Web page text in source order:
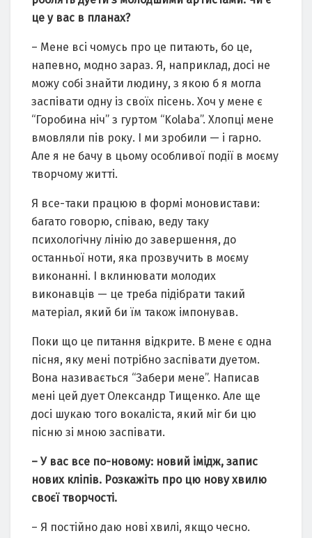
це у вас в планах?
– Мене всі чомусь про це питають, бо це,
напевно, модно зараз. Я, наприклад, досі не
можу собі знайти людину, з якою б я могла
заспівати одну із своїх пісень. Хоч у мене є
“Горобина ніч” з гуртом “Kolaba”. Хлопці мене
вмовляли пів року. І ми зробили — і гарно.
Але я не бачу в цьому особливої події в моєму
творчому житті.
Я все-таки працюю в формі моновистави:
багато говорю, співаю, веду таку
психологічну лінію до завершення, до
останньої ноти, яка прозвучить в моєму
виконанні. І вклинювати молодих
виконавців — це треба підібрати такий
матеріал, який би їм також імпонував.
Поки що це питання відкрите. В мене є одна
пісня, яку мені потрібно заспівати дуетом.
Вона називається “Забери мене”. Написав
мені цей дует Олександр Тищенко. Але ще
досі шукаю того вокаліста, який міг би цю
пісню зі мною заспівати.
– У вас все по-новому: новий імідж, запис
нових кліпів. Розкажіть про цю нову хвилю
своєї творчості.
– Я постійно даю нові хвилі, якщо чесно.